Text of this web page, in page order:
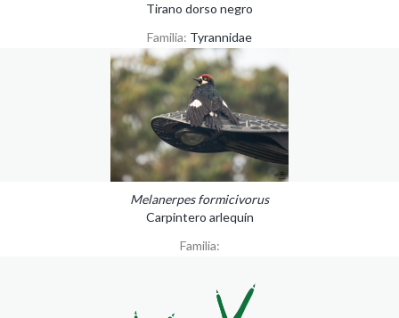
Tirano dorso negro
Familia: Tyrannidae
Melanerpes formicivorus
Carpintero arlequín
Familia: